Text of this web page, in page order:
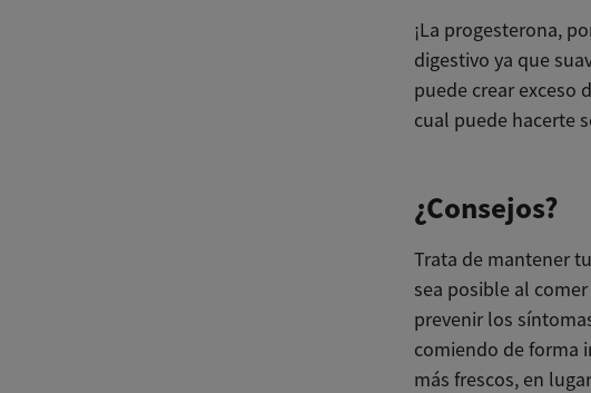
¡La progesterona,
digestivo ya que
puede crear exceso
cual puede hacerte
¿Consejos?
Trata de mantener
sea posible al
prevenir los
comiendo de forma
más frescos, en